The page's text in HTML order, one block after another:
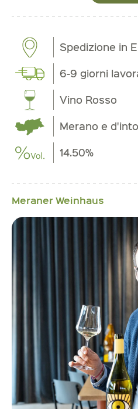
Spedizione in
6-9 giorni
Vino Rosso
Merano e
14.50%
Meraner Weinhaus